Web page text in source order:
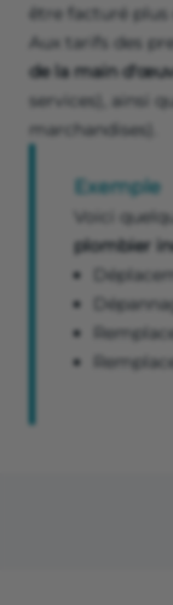
être facturé plus
Aux tarifs des
de la main
services), ainsi
marchandises).
Exemple
Voici
plombier